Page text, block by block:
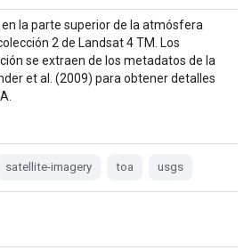
la parte superior de la atmósfera
2 de Landsat 4 TM. Los
se extraen de los metadatos de la
et al. (2009) para obtener detalles
satellite-imagery toa usgs